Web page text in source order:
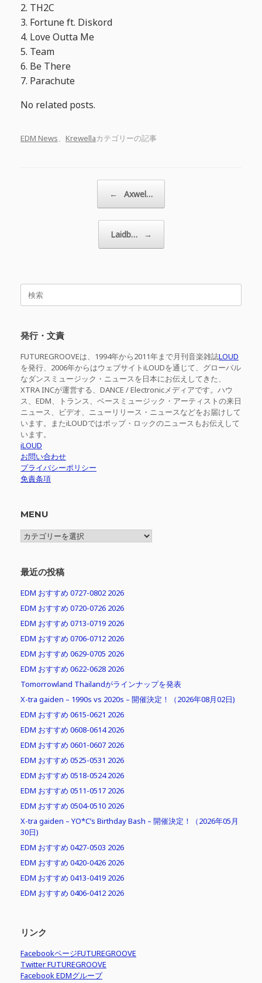
2. TH2C
3. Fortune ft. Diskord
4. Love Outta Me
5. Team
6. Be There
7. Parachute
No related posts.
EDM News、 Krewellaカテゴリーの記事
← Axwel…
Laidb… →
検
発行・文責
FUTUREGROOVEは、1994年から2011年まで月刊音楽雑誌LOUD
を発行、2006年からはウェブサイトiLOUDを通じて、グローバル
なダンスミュージック・ニュースを日本にお伝えしてきた、
XTRA INCが運営する、DANCE / Electronicメディアです。ハウ
ス、EDM、トランス、ベースミュージック・アーティストの来日
ニュース、ビデオ、ニューリリース・ニュースなどをお届けして
います。またiLOUDではポップ・ロックのニュースもお伝えして
います。
iLOUD
お問い合わせ
プライバシーポリシー
免責条項
MENU
MENU
最近の投稿
EDM おすすめ 0727-0802 2026
EDM おすすめ 0720-0726 2026
EDM おすすめ 0713-0719 2026
EDM おすすめ 0706-0712 2026
EDM おすすめ 0629-0705 2026
EDM おすすめ 0622-0628 2026
Tomorrowland Thailandがラインナップを発表
X-tra gaiden – 1990s vs 2020s – 開催決定！（2026年08月02日)
EDM おすすめ 0615-0621 2026
EDM おすすめ 0608-0614 2026
EDM おすすめ 0601-0607 2026
EDM おすすめ 0525-0531 2026
EDM おすすめ 0518-0524 2026
EDM おすすめ 0511-0517 2026
EDM おすすめ 0504-0510 2026
X-tra gaiden – YO*C’s Birthday Bash – 開催決定！（2026年05月
30日)
EDM おすすめ 0427-0503 2026
EDM おすすめ 0420-0426 2026
EDM おすすめ 0413-0419 2026
EDM おすすめ 0406-0412 2026
リンク
FacebookページFUTUREGROOVE
Twitter FUTUREGROOVE
Facebook EDMグループ